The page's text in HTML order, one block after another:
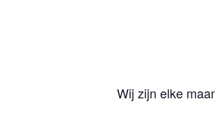
Wij zijn elke